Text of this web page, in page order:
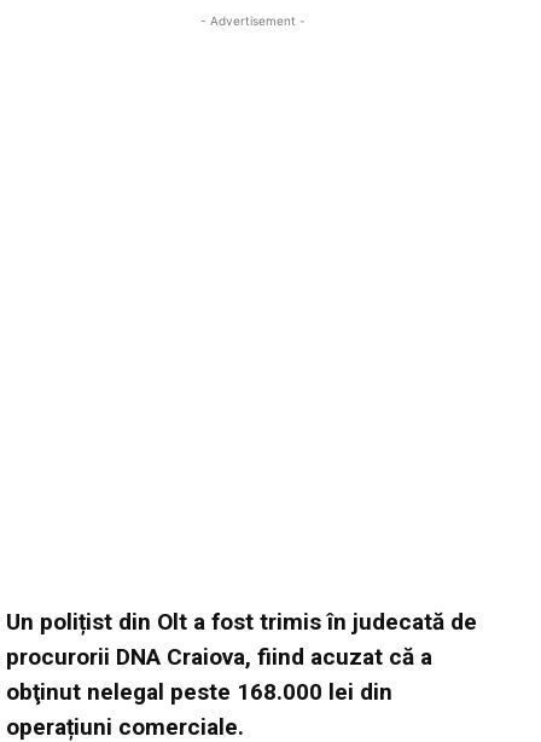
- Advertisement -
Un polițist din Olt a fost trimis în judecată de
procurorii DNA Craiova, fiind acuzat că a
obţinut nelegal peste 168.000 lei din
operațiuni comerciale.